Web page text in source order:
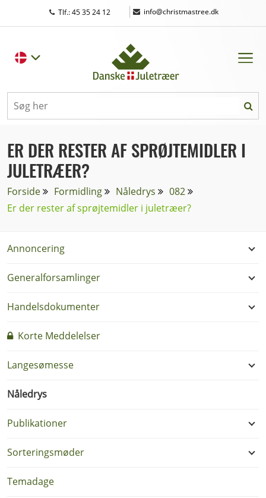
Tlf.: 45 35 24 12 | info@christmastree.dk
ER DER RESTER AF SPRØJTEMIDLER I
JULETRÆER?
Forside Formidling Nåledrys
082
Er der rester af sprøjtemidler i juletræer?
Annoncering
Generalforsamlinger
Handelsdokumenter
Korte Meddelelser
Langesømesse
Nåledrys
Publikationer
Sorteringsmøder
Temadage